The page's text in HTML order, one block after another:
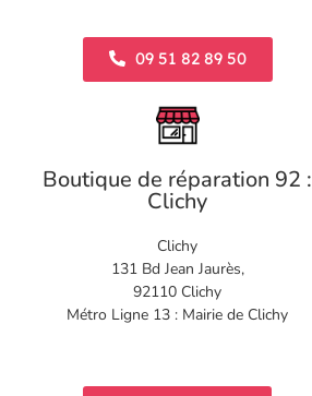
09 51 82 89 50
Boutique de réparation 92 :
Clichy
Clichy
131 Bd Jean Jaurès,
92110 Clichy
Métro Ligne 13 : Mairie de Clichy